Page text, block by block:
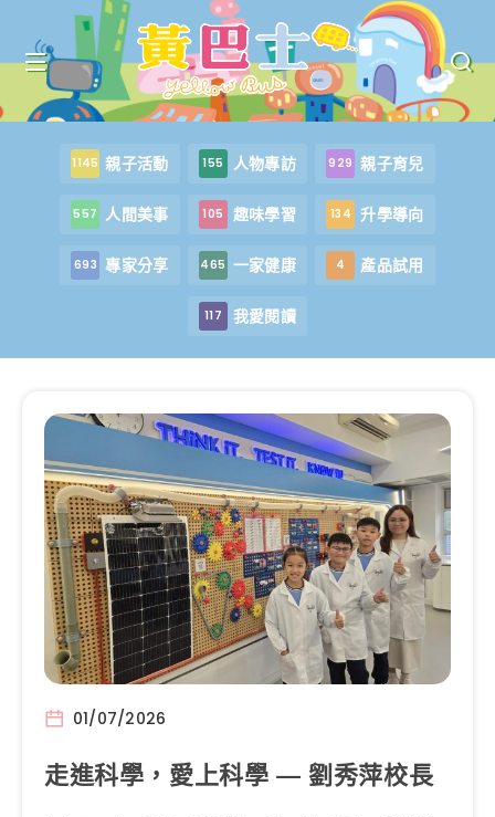
1145 親子活動 155 人物專訪 929 親子育兒
557 人間美事 105 趣味學習 134 升學導向
693 專家分享 465 一家健康 4 產品試用
117 我愛閱讀
01/07/2026
走進科學，愛上科學 — 劉秀萍校長